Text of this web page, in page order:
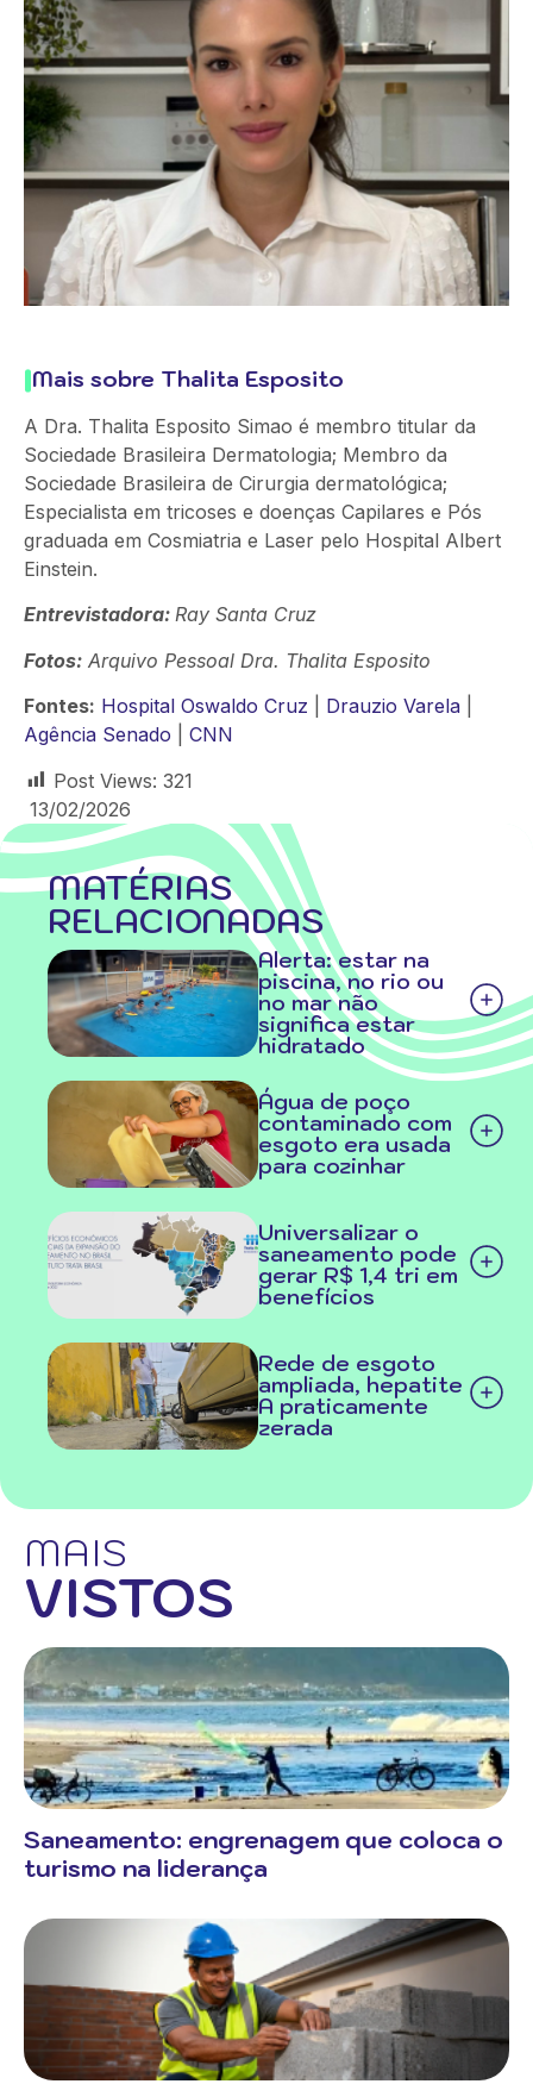
Mais sobre Thalita Esposito
A Dra. Thalita Esposito Simao é membro titular da
Sociedade Brasileira Dermatologia; Membro da
Sociedade Brasileira de Cirurgia dermatológica;
Especialista em tricoses e doenças Capilares e Pós
graduada em Cosmiatria e Laser pelo Hospital Albert
Einstein.
Entrevistadora: Ray Santa Cruz
Fotos: Arquivo Pessoal Dra. Thalita Esposito
Fontes: Hospital Oswaldo Cruz Drauzio Varela
Agência Senado
CNN
Post Views: 321
13/02/2026
MATÉRIAS
RELACIONADAS
Alerta: estar na
piscina, no rio ou
no mar não
significa estar
hidratado
Água de poço
contaminado com
esgoto era usada
para cozinhar
Universalizar o
saneamento pode
gerar R$ 1,4 tri em
benefícios
Rede de esgoto
ampliada, hepatite
A praticamente
zerada
MAIS
VISTOS
Saneamento: engrenagem que coloca o
turismo na liderança